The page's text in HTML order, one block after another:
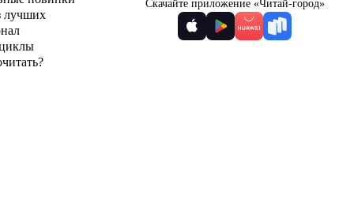
лучших
Скачайте приложение «Читай-город»